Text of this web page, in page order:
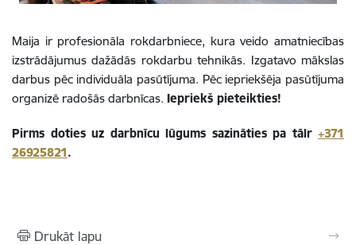
Maija ir profesionāla rokdarbniece, kura veido amatniecības
izstrādājumus dažādās rokdarbu tehnikās. Izgatavo mākslas
darbus pēc individuāla pasūtījuma. Pēc iepriekšēja pasūtījuma
organizē radošās darbnīcas. Iepriekš pieteikties!
Pirms doties uz darbnīcu lūgums sazināties pa tālr +371
26925821.
Drukāt lapu